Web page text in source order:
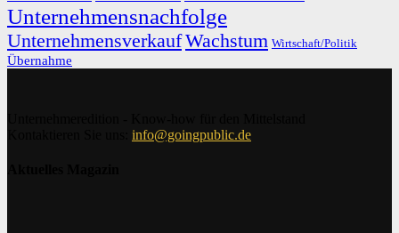
Unternehmensnachfolge
UnternehmensverkaufWachstum Wirtschaft/Politik
Übernahme
info@goingpublic.de